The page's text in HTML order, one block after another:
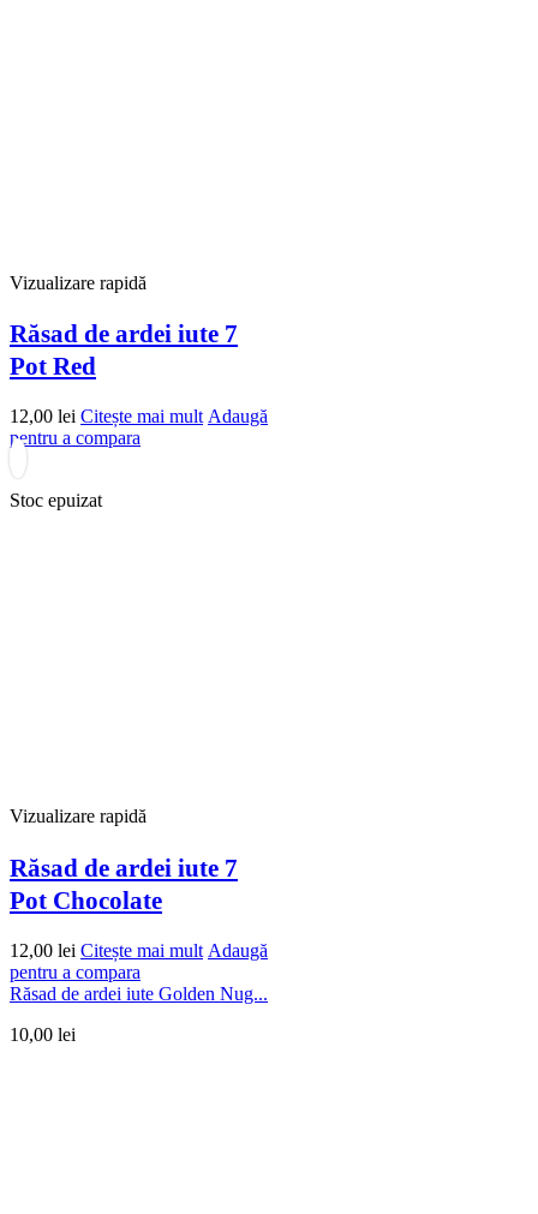
Vizualizare rapidă
Răsad de ardei iute 7
Pot Red
12,00 lei Citește mai mult Adaugă
pentru a compara
Stoc epuizat
Vizualizare rapidă
Răsad de ardei iute 7
Pot Chocolate
12,00 lei Citește mai mult Adaugă
pentru a compara
Răsad de ardei iute Golden Nug...
10,00 lei